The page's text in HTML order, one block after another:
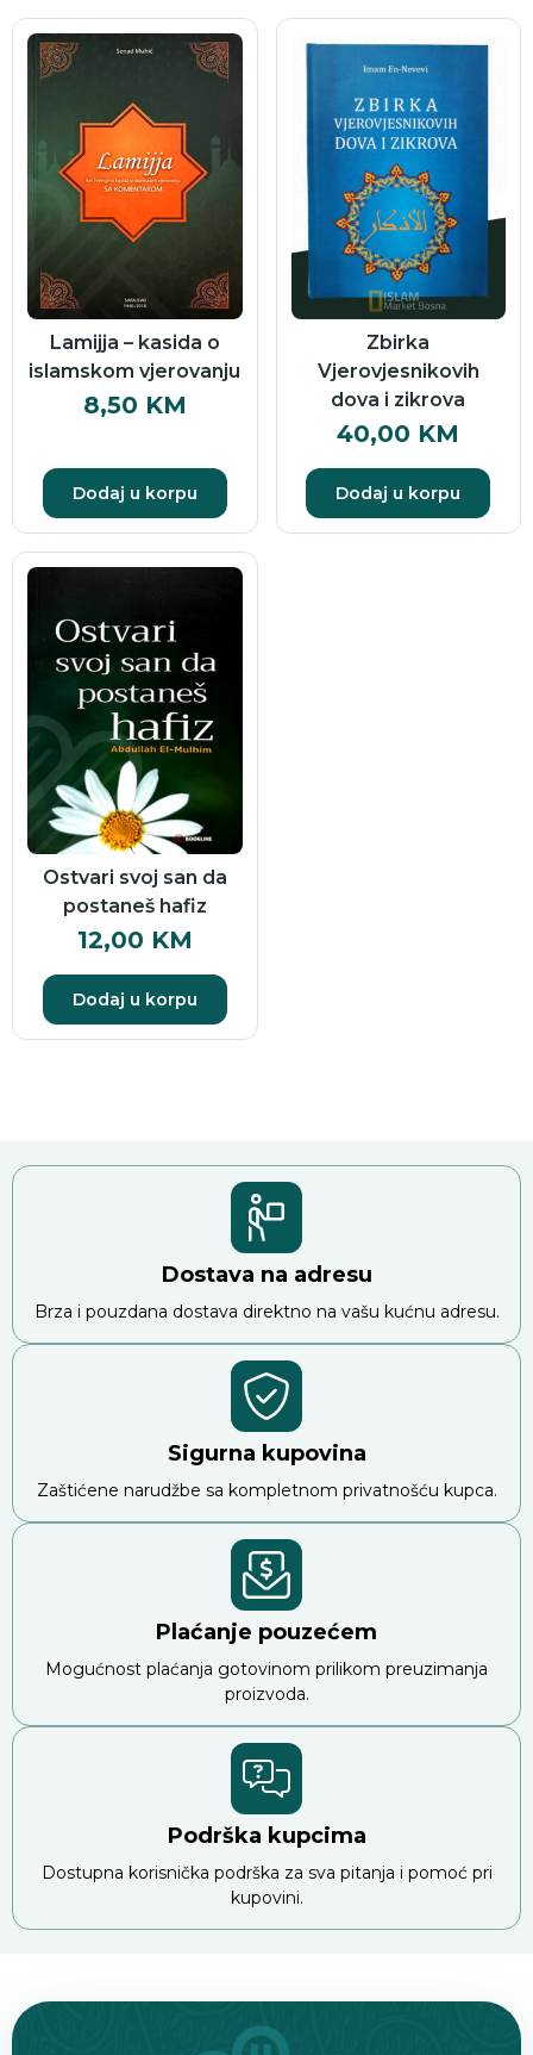
Lamijja – kasida o
islamskom vjerovanju
8,50 KM
Dodaj u korpu
Zbirka
Vjerovjesnikovih
dova i zikrova
40,00 KM
Dodaj u korpu
Ostvari svoj san da
postaneš hafiz
12,00 KM
Dodaj u korpu
Dostava na adresu
Brza i pouzdana dostava direktno na vašu kućnu adresu.
Sigurna kupovina
Zaštićene narudžbe sa kompletnom privatnošću kupca.
Plaćanje pouzećem
Mogućnost plaćanja gotovinom prilikom preuzimanja
proizvoda.
Podrška kupcima
Dostupna korisnička podrška za sva pitanja i pomoć pri
kupovini.